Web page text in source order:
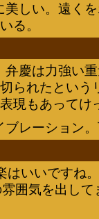
美しい。遠く
る。
弁慶は力強い
られたという
現もあってけ
ブレーション
はいいですね
囲気を出して